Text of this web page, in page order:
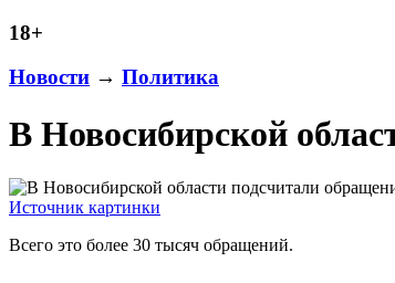
18+
Новости → Политика
В Новосибирской
Источник картинки
Всего это более 30 тысяч обращений.